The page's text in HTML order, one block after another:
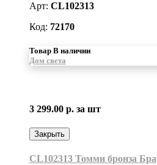
Арт: CL102313
Код: 72170
Товар В наличии
Дом света
3 299.00 р. за шт
Закрыть
CL102313 Томми бронза Бра